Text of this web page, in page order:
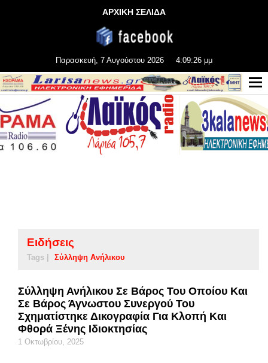
ΑΡΧΙΚΗ ΣΕΛΙΔΑ
Παρασκευή, 7 Αυγούστου 2026 4:09:26 μμ
Ειδήσεις
Tags | Σύλληψη Ανήλικου
Σύλληψη Ανήλικου Σε Βάρος Του Οποίου Και
Σε Βάρος Άγνωστου Συνεργού Του
Σχηματίστηκε Δικογραφία Για Κλοπή Και
Φθορά Ξένης Ιδιοκτησίας
1 Οκτωβρίου, 2025